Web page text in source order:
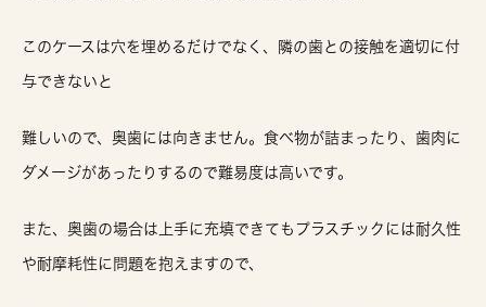
このケースは穴を埋めるだけでなく、隣の歯との接触を適切に付
与できないと
難しいので、奥歯には向きません。食べ物が詰まったり、歯肉に
ダメージがあったりするので難易度は高いです。
また、奥歯の場合は上手に充填できてもプラスチックには耐久性
や耐摩耗性に問題を抱えますので、